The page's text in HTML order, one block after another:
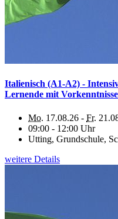
Italienisch (A1-A2) -
Lernende mit
Mo. 17.08.26 - Fr.
09:00 - 12:00 Uhr
Utting, Grundschule,
weitere Details